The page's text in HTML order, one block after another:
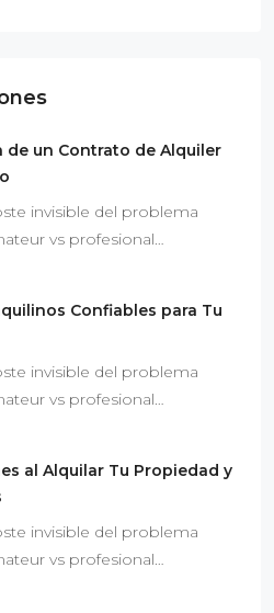
de un Contrato de Alquiler
invisible del problema
vs profesional…
Confiables para Tu
invisible del problema
vs profesional…
al Alquilar Tu Propiedad y
invisible del problema
vs profesional…